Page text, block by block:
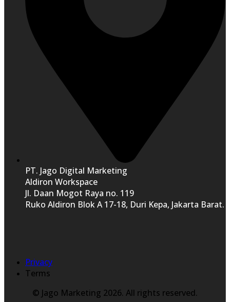
PT. Jago Digital Marketing
Aldiron Workspace
Jl. Daan Mogot Raya no. 119
Ruko Aldiron Blok A 17-18, Duri Kepa, Jakarta Barat.
Privacy
Terms
© Jago Marketing 2026. All rights reserved.